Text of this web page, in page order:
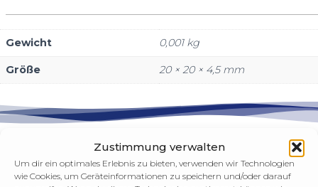
Zustimmung verwalten
Um dir ein optimales Erlebnis zu bieten, verwenden wir Technologien
wie Cookies, um Geräteinformationen zu speichern und/oder darauf
Gewicht 0,001 kg
Größe 20 × 20 × 4,5 mm
Verwandte Produkte